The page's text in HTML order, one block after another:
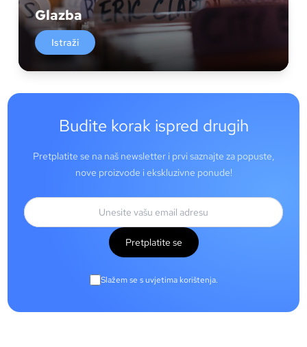
Glazba
Istraži
Budite korak ispred drugih
Pretplatite se na naš newsletter i prvi saznajte za popuste,
nove proizvode i ekskluzivne ponude!
Pretplatite se
Slažem se s uvjetima korištenja.